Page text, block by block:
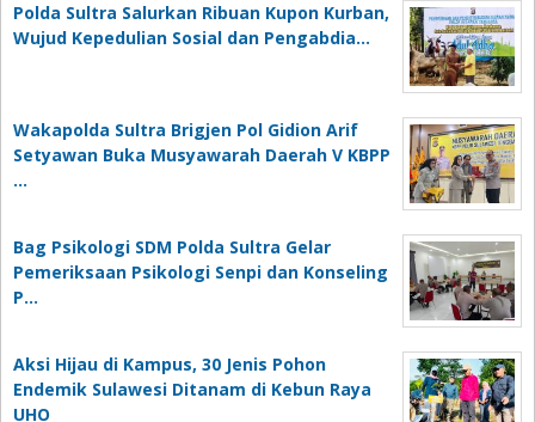
Polda Sultra Salurkan Ribuan Kupon Kurban,
Wujud Kepedulian Sosial dan Pengabdia…
Wakapolda Sultra Brigjen Pol Gidion Arif
Setyawan Buka Musyawarah Daerah V KBPP
…
Bag Psikologi SDM Polda Sultra Gelar
Pemeriksaan Psikologi Senpi dan Konseling
P…
‎Aksi Hijau di Kampus, 30 Jenis Pohon
Endemik Sulawesi Ditanam di Kebun Raya
UHO